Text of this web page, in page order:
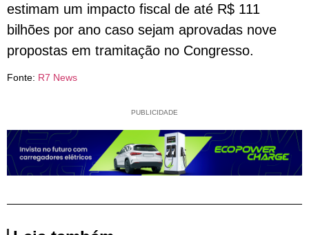
estimam um impacto fiscal de até R$ 111
bilhões por ano caso sejam aprovadas nove
propostas em tramitação no Congresso.
Fonte: R7 News
PUBLICIDADE